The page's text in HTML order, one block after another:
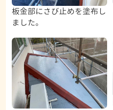
板金部にさび止めを塗布し
ました。